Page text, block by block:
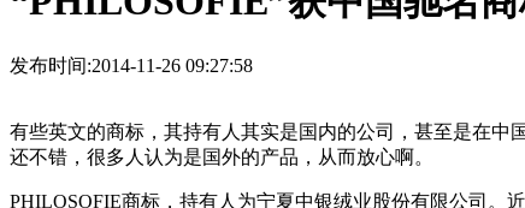
发布时间:2014-11-26 09:27:58
有些英文的商标，其持有人其实是国内的公司，甚至是在
还不错，很多人认为是国外的产品，从而放心啊。
PHILOSOFIE商标，持有人为宁夏中银绒业股份有限公司。